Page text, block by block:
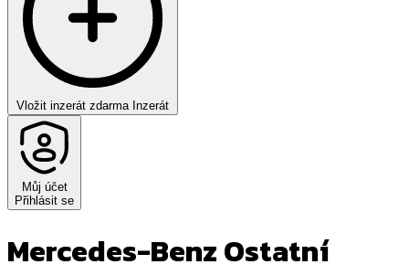
Vložit inzerát zdarma Inzerát
Můj účet
Přihlásit se
Mercedes-Benz Ostatní